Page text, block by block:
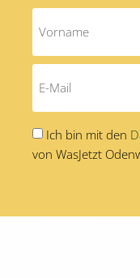
Ich bin mit den
von WasJetzt